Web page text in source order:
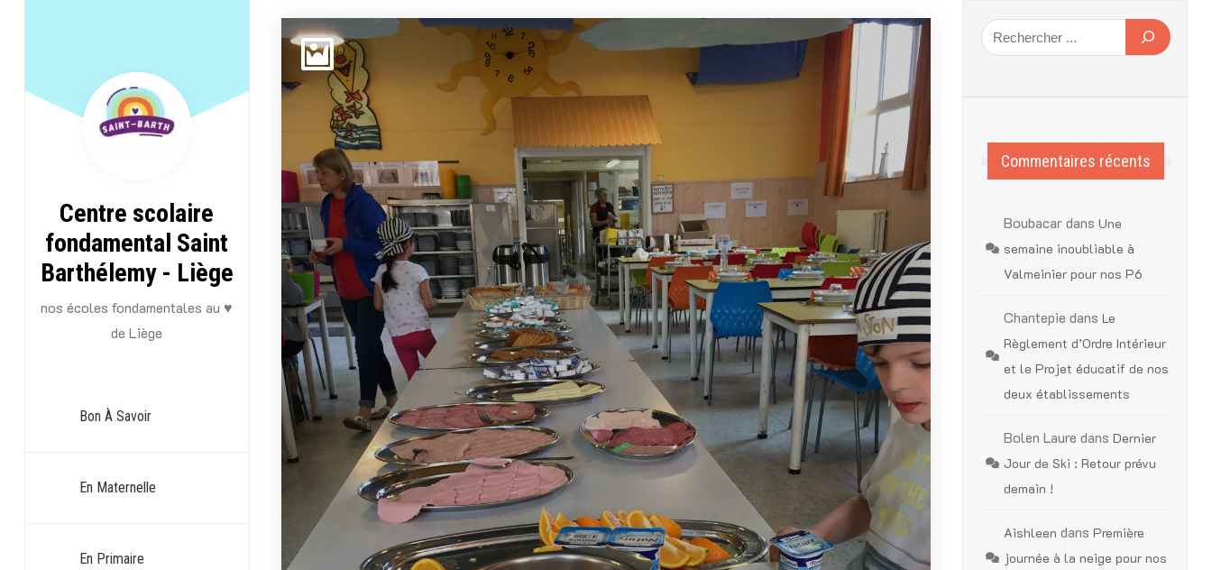
Centre scolaire
fondamental Saint
Barthélemy - Liège
nos écoles fondamentales au ♥
de Liège
Bon À Savoir
En Maternelle
En Primaire
Commentaires récents
BoubacardansUne
semaine inoubliable à
Valmeinier pour nos P6
Chantepie dansLe
Règlement d’Ordre Intérieur
et le Projet éducatif de nos
deux établissements
Bolen Laure dansDernier
Jour de Ski : Retour prévu
demain !
Aishleen dansPremière
journée à la neige pour nos